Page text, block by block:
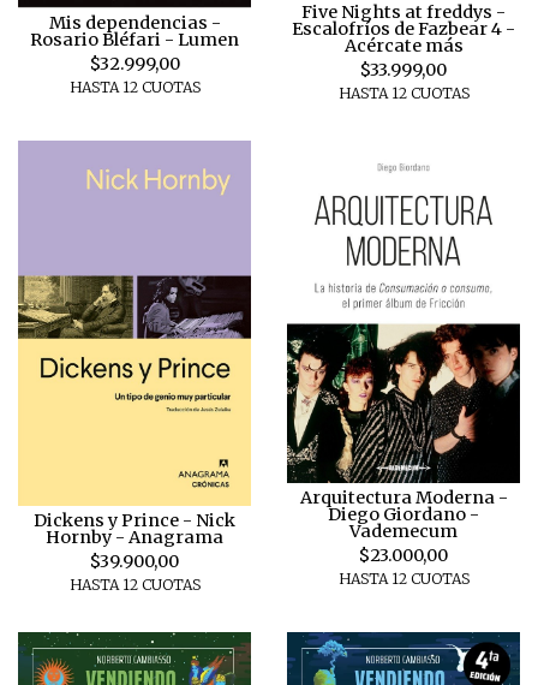
Mis dependencias -
Rosario Bléfari - Lumen
$32.999,00
HASTA 12 CUOTAS
Five Nights at freddys -
Escalofríos de Fazbear 4 -
Acércate más
$33.999,00
HASTA 12 CUOTAS
Dickens y Prince - Nick
Hornby - Anagrama
$39.900,00
HASTA 12 CUOTAS
Arquitectura Moderna -
Diego Giordano -
Vademecum
$23.000,00
HASTA 12 CUOTAS